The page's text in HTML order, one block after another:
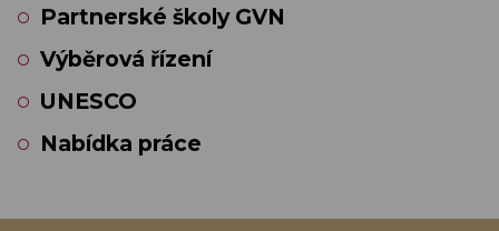
Partnerské školy GVN
Výběrová řízení
UNESCO
Nabídka práce